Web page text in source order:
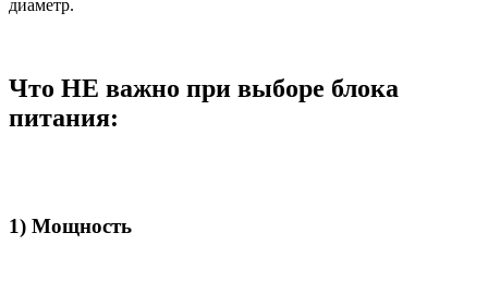
диаметр.
Что НЕ важно при выборе блока
питания:
1) Мощность